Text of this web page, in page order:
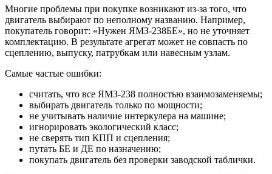
Многие проблемы при покупке возникают из-за того, что
двигатель выбирают по неполному названию. Например,
покупатель говорит: «Нужен ЯМЗ-238БЕ», но не уточняет
комплектацию. В результате агрегат может не совпасть по
сцеплению, выпуску, патрубкам или навесным узлам.
Самые частые ошибки:
считать, что все ЯМЗ-238 полностью взаимозаменяемы;
выбирать двигатель только по мощности;
не учитывать наличие интеркулера на машине;
игнорировать экологический класс;
не сверять тип КПП и сцепления;
путать БЕ и ДЕ по назначению;
покупать двигатель без проверки заводской таблички.